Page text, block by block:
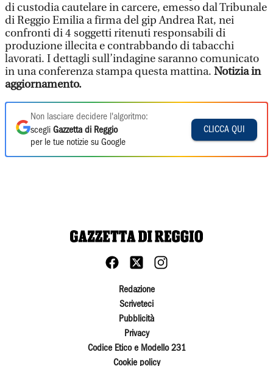
di custodia cautelare in carcere, emesso dal Tribunale
di Reggio Emilia a firma del gip Andrea Rat, nei
confronti di 4 soggetti ritenuti responsabili di
produzione illecita e contrabbando di tabacchi
lavorati. I dettagli sull’indagine saranno comunicato
in una conferenza stampa questa mattina. Notizia in
aggiornamento.
Non lasciare decidere l'algoritmo:
scegli Gazzetta di Reggio
per le tue notizie su Google
CLICCA QUI
Redazione
Scriveteci
Pubblicità
Privacy
Codice Etico e Modello 231
Cookie policy